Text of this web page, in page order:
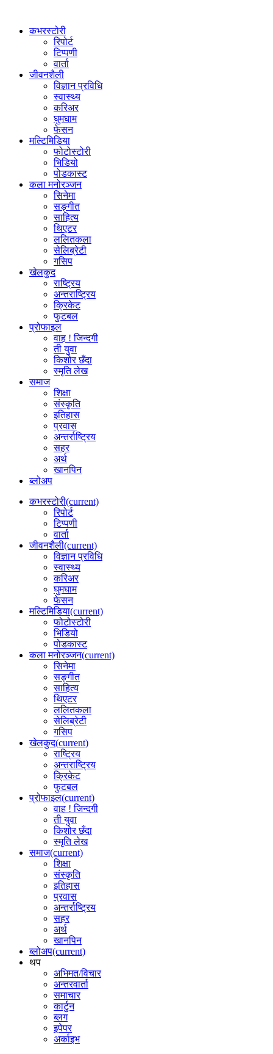
कभरस्टोरी
रिपोर्ट
टिप्पणी
वार्ता
जीवनशैली
विज्ञान प्रविधि
स्वास्थ्य
करिअर
घुमघाम
फेसन
मल्टिमिडिया
फोटोस्टोरी
भिडियो
पोडकास्ट
कला मनोरञ्जन
सिनेमा
सङ्गीत
साहित्य
थिएटर
ललितकला
सेलिब्रेटी
गसिप
खेलकुद
राष्ट्रिय
अन्तराष्ट्रिय
क्रिकेट
फुटबल
प्रोफाइल
वाह ! जिन्दगी
ती युवा
किशोर छँदा
स्मृति लेख
समाज
शिक्षा
संस्कृति
इतिहास
प्रवास
अन्तर्राष्ट्रिय
सहर
अर्थ
खानपिन
ब्लोअप
कभरस्टोरी(current)
रिपोर्ट
टिप्पणी
वार्ता
जीवनशैली(current)
विज्ञान प्रविधि
स्वास्थ्य
करिअर
घुमघाम
फेसन
मल्टिमिडिया(current)
फोटोस्टोरी
भिडियो
पोडकास्ट
कला मनोरञ्जन(current)
सिनेमा
सङ्गीत
साहित्य
थिएटर
ललितकला
सेलिब्रेटी
गसिप
खेलकुद(current)
राष्ट्रिय
अन्तराष्ट्रिय
क्रिकेट
फुटबल
प्रोफाइल(current)
वाह ! जिन्दगी
ती युवा
किशोर छँदा
स्मृति लेख
समाज(current)
शिक्षा
संस्कृति
इतिहास
प्रवास
अन्तर्राष्ट्रिय
सहर
अर्थ
खानपिन
ब्लोअप(current)
थप
अभिमत/विचार
अन्तरवार्ता
समाचार
कार्टुन
ब्लग
इपेपर
अर्काइभ